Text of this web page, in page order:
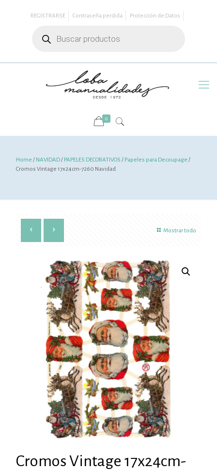
REGISTRARSE Contraseña perdida
Protección de Datos
productos
0
Home / NAVIDAD/ PAPELES DECORATIVOS / Papeles para Decoupage /
Cromos Vintage 17x24cm-7260 Navidad
Mostrar todo
Cromos Vintage 17x24cm-